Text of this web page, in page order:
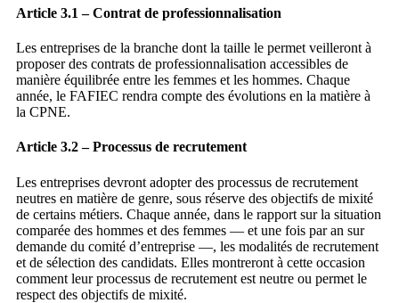
Article 3.1 – Contrat de professionnalisation
Les entreprises de la branche dont la taille le permet veilleront à
proposer des contrats de professionnalisation accessibles de
manière équilibrée entre les femmes et les hommes. Chaque
année, le FAFIEC rendra compte des évolutions en la matière à
la CPNE.
Article 3.2 – Processus de recrutement
Les entreprises devront adopter des processus de recrutement
neutres en matière de genre, sous réserve des objectifs de mixité
de certains métiers. Chaque année, dans le rapport sur la situation
comparée des hommes et des femmes ― et une fois par an sur
demande du comité d’entreprise ―, les modalités de recrutement
et de sélection des candidats. Elles montreront à cette occasion
comment leur processus de recrutement est neutre ou permet le
respect des objectifs de mixité.